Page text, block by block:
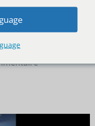
has been